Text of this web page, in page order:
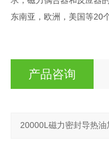
东南亚，欧洲，美国等20
产品咨询